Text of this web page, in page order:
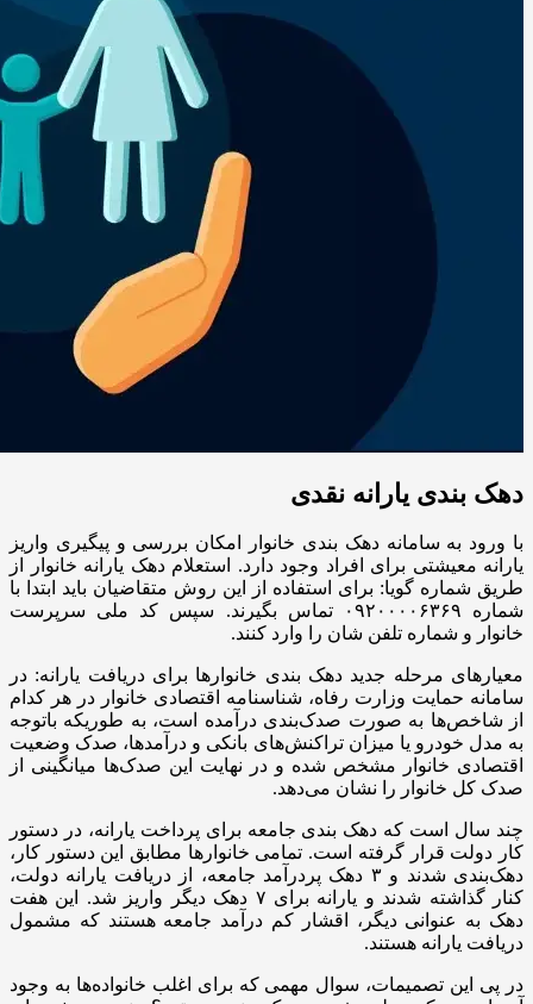
دهک بندی یارانه نقدی
با ورود به سامانه دهک بندی خانوار امکان بررسی و پیگیری واریز
یارانه معیشتی برای افراد وجود دارد. استعلام دهک یارانه خانوار از
طریق شماره گویا: برای استفاده از این روش متقاضیان باید ابتدا با
شماره ۰۹۲۰۰۰۰۶۳۶۹ تماس بگیرند. سپس کد ملی سرپرست
خانوار و شماره تلفن شان را وارد کنند.
معیارهای مرحله جدید دهک‌ بندی خانوارها برای دریافت یارانه: در
سامانه حمایت وزارت رفاه، شناسنامه اقتصادی خانوار در هر کدام
از شاخص‌ها به صورت صدک‌بندی درآمده است، به طوریکه باتوجه
به مدل خودرو یا میزان تراکنش‌های بانکی و درآمدها، صدک وضعیت
اقتصادی خانوار مشخص شده و در نهایت این صدک‌ها میانگینی از
صدک کل خانوار را نشان می‌دهد.
چند سال است که دهک بندی جامعه برای پرداخت یارانه، در دستور
کار دولت قرار گرفته است. تمامی خانوار‌ها مطابق این دستور کار،
دهک‌بندی شدند و ۳ دهک پردرآمد جامعه، از دریافت یارانه دولت،
کنار گذاشته شدند و یارانه برای ۷ دهک دیگر واریز شد. این هفت
دهک به عنوانی دیگر، اقشار کم درآمد جامعه هستند که مشمول
دریافت یارانه هستند.
در پی این تصمیمات، سوال مهمی که برای اغلب خانواده‌ها به وجود